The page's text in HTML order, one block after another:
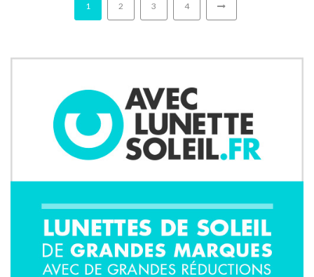
1 2 3 4